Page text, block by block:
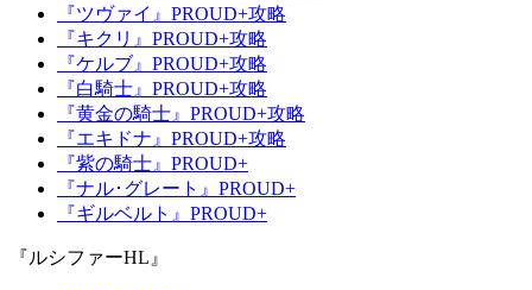
『ツヴァイ』PROUD+攻略
『キクリ』PROUD+攻略
『ケルブ』PROUD+攻略
『白騎士』PROUD+攻略
『黄金の騎士』PROUD+攻略
『エキドナ』PROUD+攻略
『紫の騎士』PROUD+
『ナル･グレート』PROUD+
『ギルベルト』PROUD+
『ルシファーHL』